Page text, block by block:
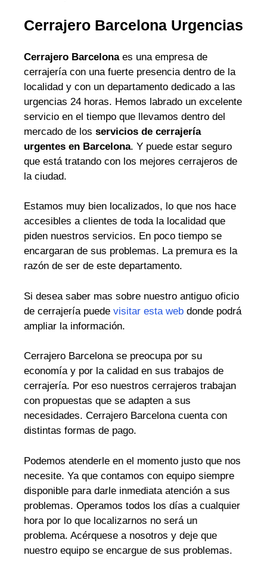
Cerrajero Barcelona Urgencias
Cerrajero Barcelonaes una empresa de
cerrajería con una fuerte presencia dentro de la
localidad y con un departamento dedicado a las
urgencias 24 horas. Hemos labrado un excelente
servicio en el tiempo que llevamos dentro del
mercado de los servicios de cerrajería
urgentes en Barcelona. Y puede estar seguro
que está tratando con los mejores cerrajeros de
la ciudad.
Estamos muy bien localizados, lo que nos hace
accesibles a clientes de toda la localidad que
piden nuestros servicios. En poco tiempo se
encargaran de sus problemas. La premura es la
razón de ser de este departamento.
Si desea saber mas sobre nuestro antiguo oficio
de cerrajería puede visitar esta web donde podrá
ampliar la información.
Cerrajero Barcelona se preocupa por su
economía y por la calidad en sus trabajos de
cerrajería. Por eso nuestros cerrajeros trabajan
con propuestas que se adapten a sus
necesidades. Cerrajero Barcelona cuenta con
distintas formas de pago.
Podemos atenderle en el momento justo que nos
necesite. Ya que contamos con equipo siempre
disponible para darle inmediata atención a sus
problemas. Operamos todos los días a cualquier
hora por lo que localizarnos no será un
problema. Acérquese a nosotros y deje que
nuestro equipo se encargue de sus problemas.